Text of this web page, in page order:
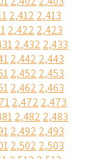
2,412 2,413
2,422 2,423
2,432 2,433
2,442 2,443
2,452 2,453
2,462 2,463
2,472 2,473
2,482 2,483
2,492 2,493
2,502 2,503